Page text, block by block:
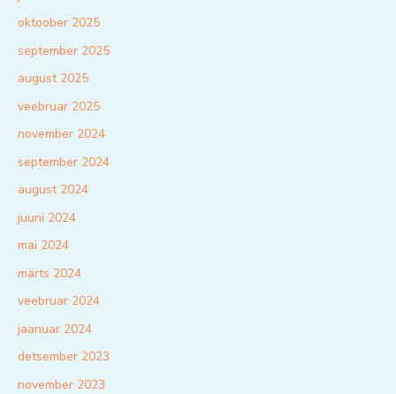
oktoober 2025
september 2025
august 2025
veebruar 2025
november 2024
september 2024
august 2024
juuni 2024
mai 2024
märts 2024
veebruar 2024
jaanuar 2024
detsember 2023
november 2023